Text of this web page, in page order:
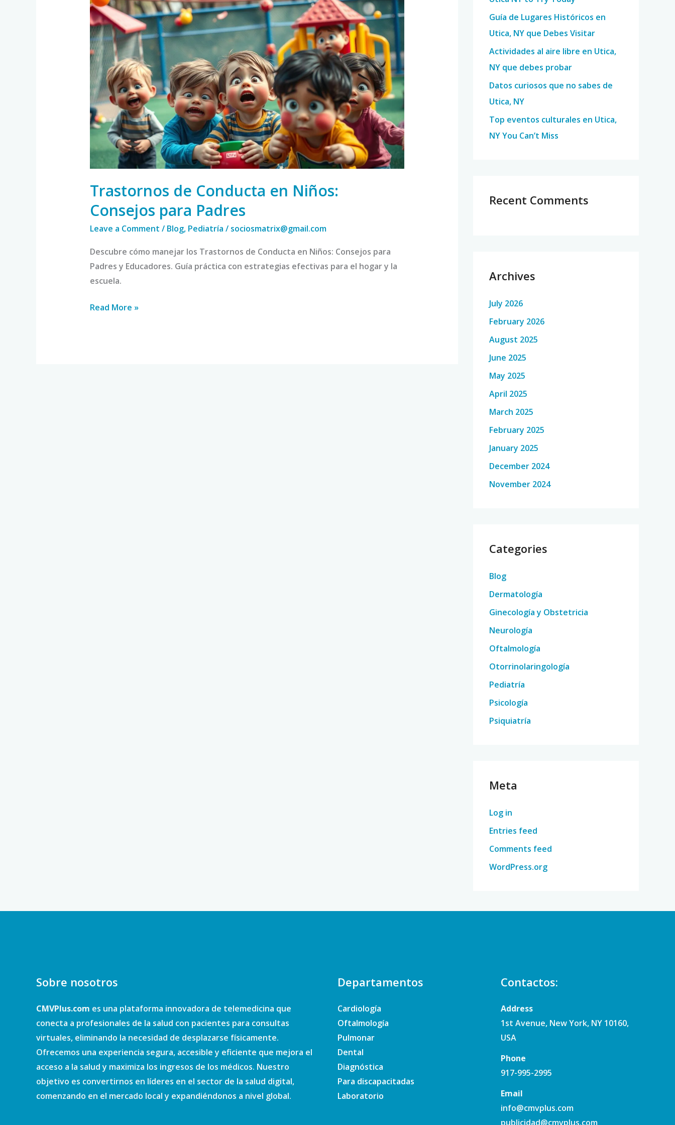
Trastornos de Conducta en Niños:
Consejos para Padres
Leave a Comment / Blog, Pediatría / sociosmatrix@gmail.com
Descubre cómo manejar los Trastornos de Conducta en Niños: Consejos para
Padres y Educadores. Guía práctica con estrategias efectivas para el hogar y la
escuela.
de
Conducta
en
Niños:
Consejos
para
Padres
Read More »
r
:
Guía de Lugares Históricos en
Utica, NY que Debes Visitar
Actividades al aire libre en Utica,
NY que debes probar
Datos curiosos que no sabes de
Utica, NY
Top eventos culturales en Utica,
NY You Can’t Miss
Recent Comments
Archives
July 2026
February 2026
August 2025
June 2025
May 2025
April 2025
March 2025
February 2025
January 2025
December 2024
November 2024
Categories
Blog
Dermatología
Ginecología y Obstetricia
Neurología
Oftalmología
Otorrinolaringología
Pediatría
Psicología
Psiquiatría
Meta
Log in
Entries feed
Comments feed
WordPress.org
Sobre nosotros
CMVPlus.com es una plataforma innovadora de telemedicina que
conecta a profesionales de la salud con pacientes para consultas
virtuales, eliminando la necesidad de desplazarse físicamente.
Ofrecemos una experiencia segura, accesible y eficiente que mejora el
acceso a la salud y maximiza los ingresos de los médicos. Nuestro
objetivo es convertirnos en líderes en el sector de la salud digital,
comenzando en el mercado local y expandiéndonos a nivel global.
Departamentos
Cardiología
Oftalmología
Pulmonar
Dental
Diagnóstica
Para discapacitadas
Laboratorio
Contactos:
Address
1st Avenue, New York, NY 10160,
USA
Phone
917-995-2995
Email
info@cmvplus.com
publicidad@cmvplus.com